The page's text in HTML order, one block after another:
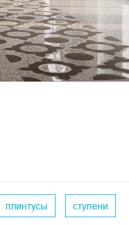
плинтусы ступени